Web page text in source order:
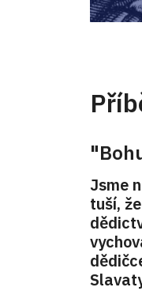
Jsme
tuší,